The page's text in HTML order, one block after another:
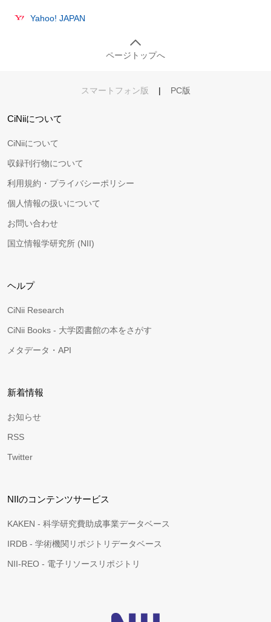
Yahoo! JAPAN
ページトップへ
スマートフォン版 | PC版
CiNiiについて
CiNiiについて
収録刊行物について
利用規約・プライバシーポリシー
個人情報の扱いについて
お問い合わせ
国立情報学研究所 (NII)
ヘルプ
CiNii Research
CiNii Books - 大学図書館の本をさがす
メタデータ・API
新着情報
お知らせ
RSS
Twitter
NIIのコンテンツサービス
KAKEN - 科学研究費助成事業データベース
IRDB - 学術機関リポジトリデータベース
NII-REO - 電子リソースリポジトリ